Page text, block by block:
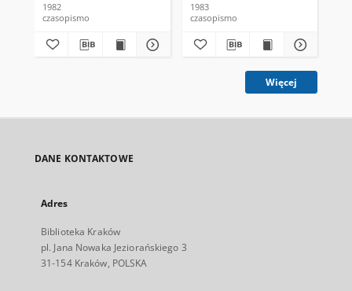
1982
czasopismo
1983
czasopismo
Więcej
DANE KONTAKTOWE
Adres
Biblioteka Kraków
pl. Jana Nowaka Jeziorańskiego 3
31-154 Kraków, POLSKA